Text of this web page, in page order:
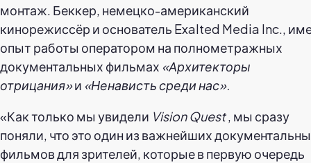
монтаж. Беккер, немецко-американский
кинорежиссёр и основатель Exalted Media Inc.,
опыт работы оператором на полнометражных
документальных фильмах «Архитекторы
отрицания»и «Ненависть среди нас».
«Как только мы увидели Vision Quest, мы сразу
поняли, что это один из важнейших
фильмов для зрителей, которые в первую очередь